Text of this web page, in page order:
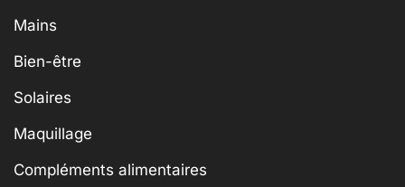
Mains
Bien-être
Solaires
Maquillage
Compléments alimentaires